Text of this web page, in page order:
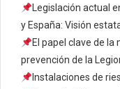
Legislación actual
y España: Visión
El papel clave de
prevención de la
Instalaciones de